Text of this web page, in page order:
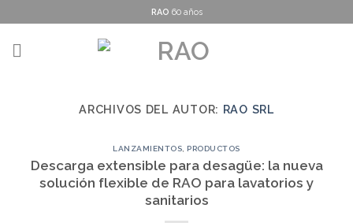
to
content
RAO 60 años
ARCHIVOS DEL AUTOR: RAO SRL
LANZAMIENTOS ,PRODUCTOS
Descarga extensible para desagüe: la nueva
solución flexible de RAO para lavatorios y
sanitarios